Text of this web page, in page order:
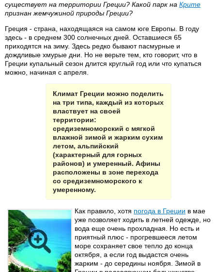
существует на территории Греции? Какой парк на Крите
признан жемчужиной природы Греции?
Греция - страна, находящаяся на самом юге Европы. В году
здесь - в среднем 300 солнечных дней. Оставшиеся 65
приходятся на зиму. Здесь редко бывают пасмурные и
дождливые хмурые дни. Но не верьте тем, кто говорит, что в
Греции купальный сезон длится круглый год или что купаться
можно, начиная с апреля.
Климат Греции можно поделить
на три типа, каждый из которых
властвует на своей
территории:
средиземноморский с мягкой
влажной зимой и жарким сухим
летом, альпийский
(характерный для горных
районов) и умеренный. Афины
расположены в зоне перехода
со средиземноморского к
умеренному.
Как правило, хотя погода в Греции в мае
уже позволяет ходить в летней одежде, но
вода еще очень прохладная. Но есть и
приятный плюс - прогревшееся летом
море сохраняет свое тепло до конца
октября, а если год выдастся очень
жарким - до середины ноября. Зимой в